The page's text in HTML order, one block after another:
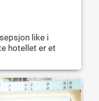
like i
hotellet er et